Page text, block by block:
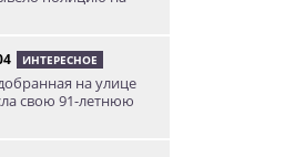
ИНТЕРЕСНОЕ
на улице
свою 91-летнюю